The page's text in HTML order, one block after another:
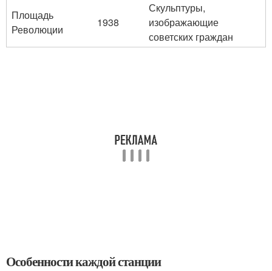
Площадь
Революции
1938
Скульптуры,
изображающие
советских граждан
Особенности каждой станции